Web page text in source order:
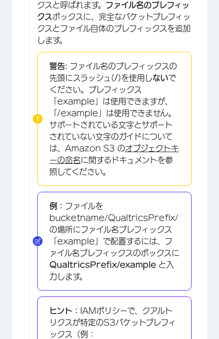
クスと呼ばれます。 ファイル名のプレフィッ
クスボックスに、完全なバケットプレフィッ
クスとファイル自体のプレフィックスを追加
します。
警告: ファイル名のプレフィックスの
先頭にスラッシュ(/)を使用しないで
ください。プレフィックス
「example」は使用できますが、
「/example」は使用できません。
サポートされている文字とサポート
されていない文字のガイドについて
は、Amazon S3 のオブジェクトキ
ーの命名に関するドキュメントを参
照してください。
例： ファイルを
bucketname/QualtricsPrefix/
の場所にファイル名プレフィックス
「example」で配置するには、フ
ァイル名プレフィックスのボックスに
QualtricsPrefix/example と入
力します。
ヒント：
IAMポリシーで、クアルト
リクスが特定のS3バケットプレフィ
ックス（例：